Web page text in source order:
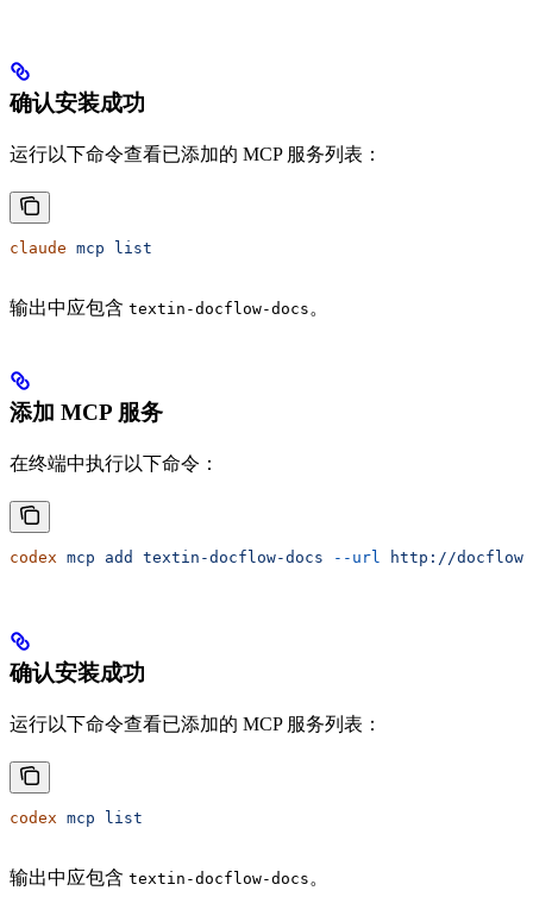
确认安装成功
运行以下命令查看已添加的 MCP 服务列表：
claude mcp list
输出中应包含 textin-docflow-docs 。
添加 MCP 服务
在终端中执行以下命令：
codex mcp add textin-docflow-docs --url http://
确认安装成功
运行以下命令查看已添加的 MCP 服务列表：
codex mcp list
输出中应包含 textin-docflow-docs 。